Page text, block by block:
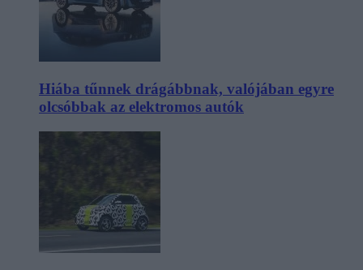
Hiába tűnnek drágábbnak, valójában egyre
olcsóbbak az elektromos autók